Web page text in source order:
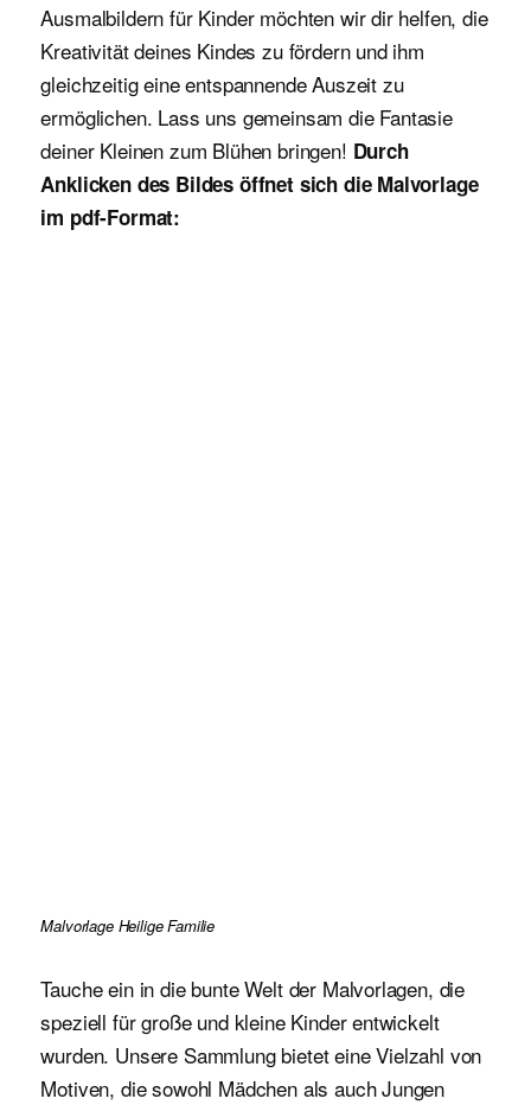
Ausmalbildern für Kinder möchten wir dir helfen, die
Kreativität deines Kindes zu fördern und ihm
gleichzeitig eine entspannende Auszeit zu
ermöglichen. Lass uns gemeinsam die Fantasie
deiner Kleinen zum Blühen bringen! Durch
Anklicken des Bildes öffnet sich die Malvorlage
im pdf-Format:
Malvorlage Heilige Familie
Tauche ein in die bunte Welt der Malvorlagen, die
speziell für große und kleine Kinder entwickelt
wurden. Unsere Sammlung bietet eine Vielzahl von
Motiven, die sowohl Mädchen als auch Jungen